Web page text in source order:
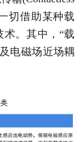
切借助某种载
。其中，“载
电磁场近场耦